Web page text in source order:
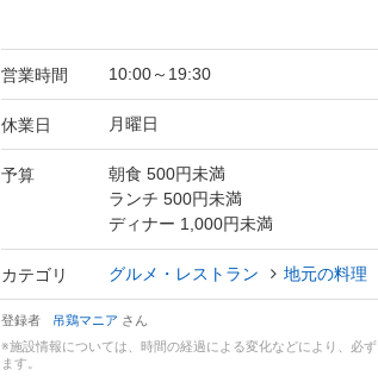
営業時間 10:00～19:30
休業日 月曜日
予算
朝食 500円未満
ランチ 500円未満
ディナー 1,000円未満
カテゴリ グルメ・レストラン 地元の料理
登録者 吊鶏マニア さん
※施設情報については、時間の経過による変化などにより、必
ます。